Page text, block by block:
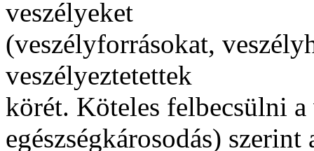
veszélyeket
(veszélyforrásokat,
veszélyeztetettek
körét. Köteles felbecsülni
egészségkárosodás)